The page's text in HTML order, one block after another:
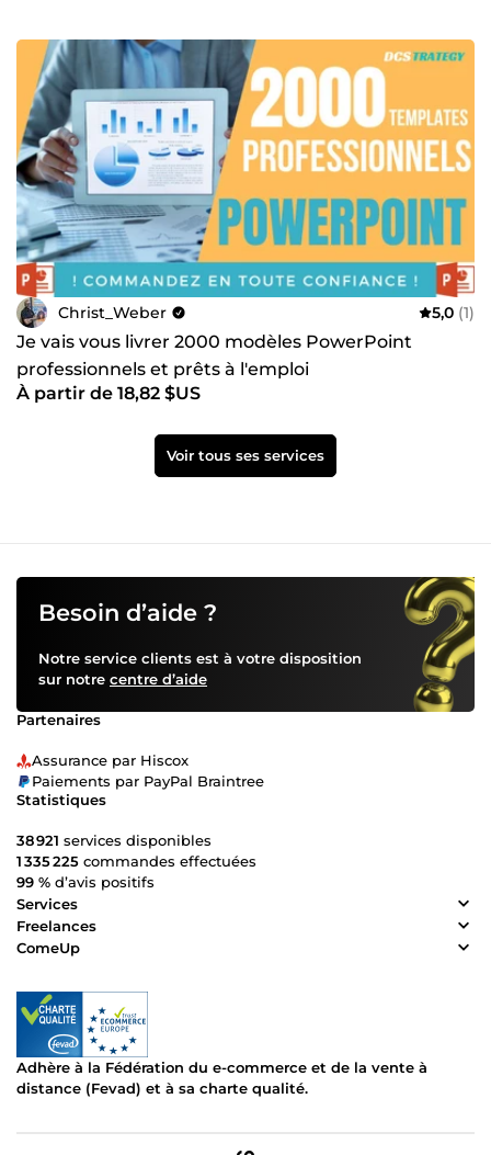
Christ_Weber 5,0 (1)
Je vais vous livrer 2000 modèles PowerPoint
professionnels et prêts à l'emploi
À partir de 18,82 $US
Voir tous ses services
Besoin d’aide ?
Notre service clients est à votre disposition
sur notre centre d’aide
Partenaires
Assurance par Hiscox
Paiements par PayPal Braintree
Statistiques
38 921 services disponibles
1 335 225 commandes effectuées
99 % d’avis positifs
Services
Freelances
ComeUp
Adhère à la Fédération du e-commerce et de la vente à
distance (Fevad) et à sa charte qualité.